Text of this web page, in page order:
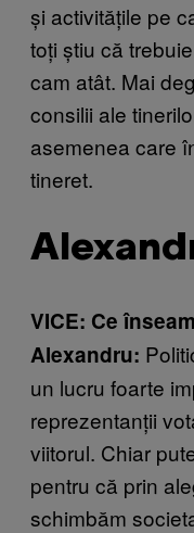
și activitățile pe
toți știu că
cam atât. Mai
consilii ale
asemenea care
tineret.
VICE: Ce
Alexandru:
un lucru foarte
reprezentanții
viitorul. Chiar
pentru că prin
schimbăm